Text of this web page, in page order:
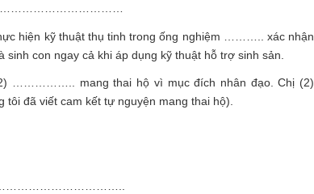
hiện kỹ thuật thụ tinh trong ống nghiệm ……….. xác nhận
ngay cả khi áp dụng kỹ thuật hỗ trợ sinh sản.
…………….. mang thai hộ vì mục đích nhân đạo. Chị (2)
đã viết cam kết tự nguyện mang thai hộ).